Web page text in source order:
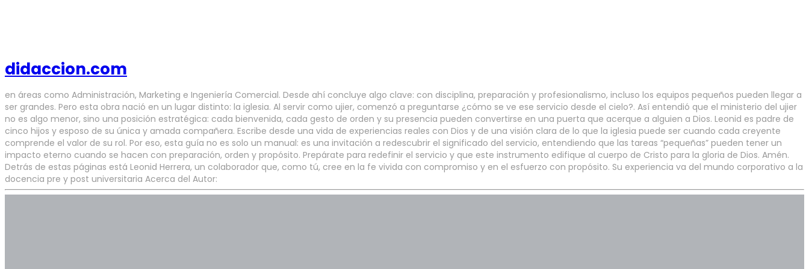
didaccion.com
en áreas como Administración, Marketing e Ingeniería Comercial. Desde ahí concluye algo clave: con disciplina, preparación y profesionalismo, incluso los equipos pequeños pueden llegar a
ser grandes. Pero esta obra nació en un lugar distinto: la iglesia. Al servir como ujier, comenzó a preguntarse ¿cómo se ve ese servicio desde el cielo?. Así entendió que el ministerio del ujier
no es algo menor, sino una posición estratégica: cada bienvenida, cada gesto de orden y su presencia pueden convertirse en una puerta que acerque a alguien a Dios. Leonid es padre de
cinco hijos y esposo de su única y amada compañera. Escribe desde una vida de experiencias reales con Dios y de una visión clara de lo que la iglesia puede ser cuando cada creyente
comprende el valor de su rol. Por eso, esta guía no es solo un manual: es una invitación a redescubrir el significado del servicio, entendiendo que las tareas “pequeñas” pueden tener un
impacto eterno cuando se hacen con preparación, orden y propósito. Prepárate para redefinir el servicio y que este instrumento edifique al cuerpo de Cristo para la gloria de Dios. Amén.
Detrás de estas páginas está Leonid Herrera, un colaborador que, como tú, cree en la fe vivida con compromiso y en el esfuerzo con propósito. Su experiencia va del mundo corporativo a la
docencia pre y post universitaria Acerca del Autor: